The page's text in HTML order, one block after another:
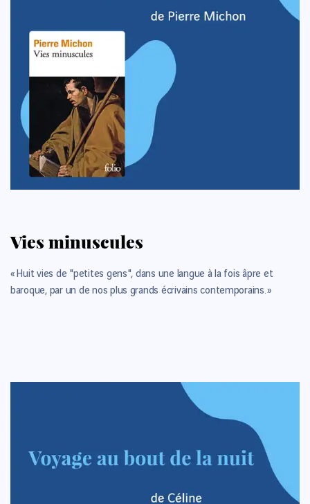
Vies minuscules
« Huit vies de "petites gens", dans une langue à la fois âpre et
baroque, par un de nos plus grands écrivains contemporains. »